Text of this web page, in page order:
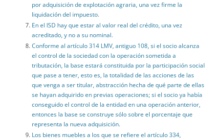
por adquisición de explotación agraria, una vez firme la
liquidación del impuesto.
En el ISD hay que estar al valor real del crédito, una vez
acreditado, y no a su nominal.
Conforme al artículo 314 LMV, antiguo 108, si el socio alcanza
el control de la sociedad con la operación sometida a
tributación, la base estará constituida por la participación social
que pase a tener, esto es, la totalidad de las acciones de las
que venga a ser titular, abstracción hecha de qué parte de ellas
se hayan adquirido en previas operaciones; si el socio ya había
conseguido el control de la entidad en una operación anterior,
entonces la base se construye sólo sobre el porcentaje que
representa la nueva adquisición.
Los bienes muebles a los que se refiere el artículo 334,